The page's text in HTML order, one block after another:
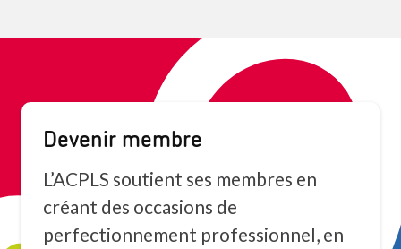
Devenir membre
L’ACPLS soutient ses membres en
créant des occasions de
perfectionnement professionnel, en